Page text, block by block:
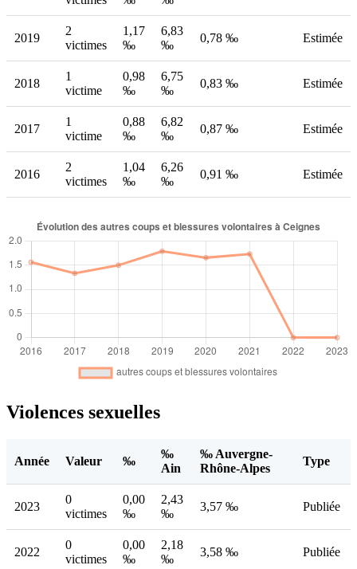
2019
2
victimes
1,17
‰
6,83
‰
0,78 ‰ Estimée
2018
1
victime
0,98
‰
6,75
‰
0,83 ‰ Estimée
2017
1
victime
0,88
‰
6,82
‰
0,87 ‰ Estimée
2016
2
victimes
1,04
‰
6,26
‰
0,91 ‰ Estimée
Violences sexuelles
Année Valeur ‰
‰
Ain
‰ Auvergne-
Rhône-Alpes
Type
2023
0
victimes
0,00
‰
2,43
‰
3,57 ‰ Publiée
2022
0
victimes
0,00
‰
2,18
‰
3,58 ‰ Publiée